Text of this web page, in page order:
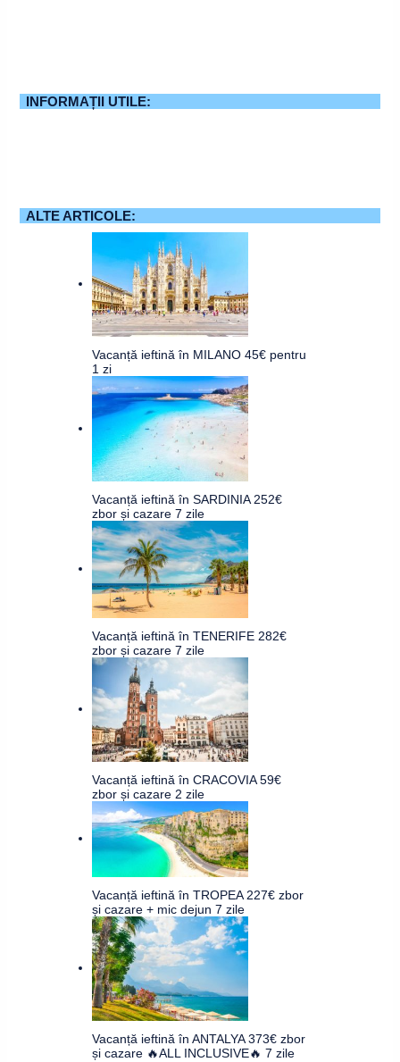
INFORMAȚII UTILE:
ALTE ARTICOLE:
Vacanță ieftină în MILANO 45€ pentru
1 zi
Vacanță ieftină în SARDINIA 252€
zbor și cazare 7 zile
Vacanță ieftină în TENERIFE 282€
zbor și cazare 7 zile
Vacanță ieftină în CRACOVIA 59€
zbor și cazare 2 zile
Vacanță ieftină în TROPEA 227€ zbor
și cazare + mic dejun 7 zile
Vacanță ieftină în ANTALYA 373€ zbor
și cazare 🔥ALL INCLUSIVE🔥 7 zile